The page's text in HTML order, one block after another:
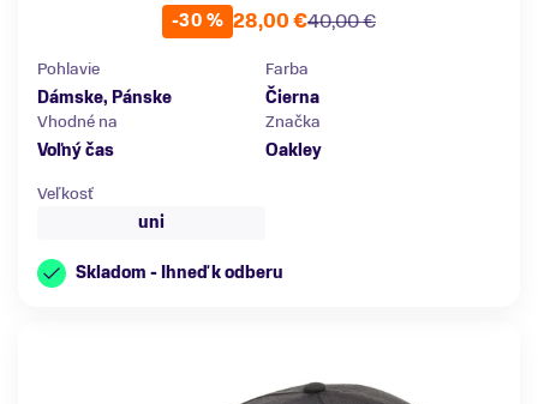
-30 %
40,00 €
28,00 €
Pohlavie
Dámske, Pánske
Farba
Čierna
Vhodné na
Voľný čas
Značka
Oakley
Veľkosť
uni
Skladom - Ihneď k odberu